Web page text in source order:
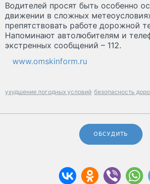
Водителей просят быть особенно
движении в сложных
препятствовать работе дорожной
Напоминают автолюбителям и
экстренных сообщений – 112.
www.omskinform.ru
ухудшение погодных условий безопасность
ОБСУДИТЬ